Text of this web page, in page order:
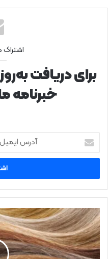
اشتراک
برای دریافت
خبرنامه
ر
ا
ی
م
ی
ل
خ
و
د
ن
ک
ا
ت
م